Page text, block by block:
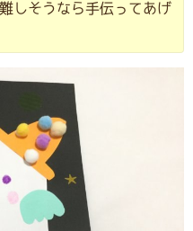
しそうなら手伝ってあげ